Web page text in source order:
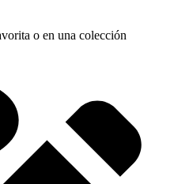
o en una colección